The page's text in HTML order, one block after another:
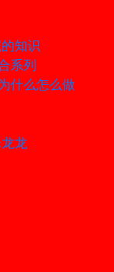
知识
系列
什么怎么做
龙